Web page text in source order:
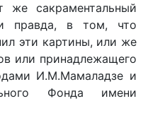
же сакраментальный
правда, в том, что
эти картины, или же
или принадлежащего
И.М.Мамаладзе и
Фонда имени